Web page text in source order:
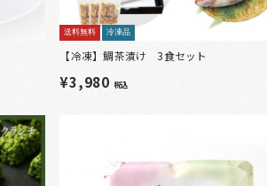
送料無料 冷凍品
【冷凍】鯛茶漬け 3食セット
¥3,980 税込